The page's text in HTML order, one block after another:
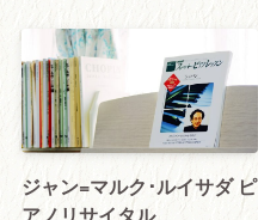
ジャン=マルク･ルイサダ ピ